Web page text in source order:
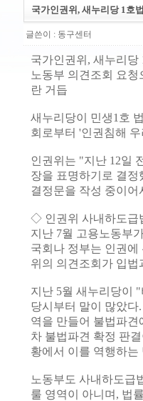
국가인권위, 새누리당 1호
글쓴이 : 동구센터
국가인권위, 새누리
노동부 의견조회 요
란 거듭
새누리당이 민생1호
회로부터 '인권침해
인권위는 "지난 12일
장을 표명하기로 결
결정문을 작성 중이
◇ 인권위 사내하도급
지난 7월 고용노동부
국회나 정부는 인권에
위의 의견조회가 입
지난 5월 새누리당이
당시부터 말이 많았
역을 만들어 불법파
차 불법파견 확정 판
황에서 이를 역행하
노동부도 사내하도급
룰 영역이 아니며, 법